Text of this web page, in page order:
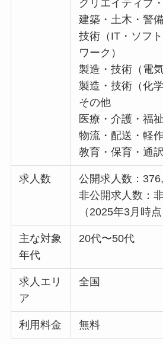
クリエイティブ
建築・土木・警
技術（IT・ソフ
ワーク）
製造・技術（電
製造・技術（化
その他
医療・介護・福祉
物流・配送・軽
教育・保育・通訳
求人数
公開求人数：
非公開求人数：
（2025年3月時点
主な対象
年代
20代〜50代
求人エリ
ア
全国
利用料金 無料